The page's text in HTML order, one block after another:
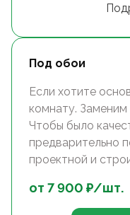
Под обои
Если хотите
комнату.
Чтобы было
предварительно
проектной и
от 7 900 ₽/шт.